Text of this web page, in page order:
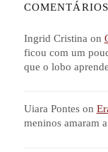
Ingrid Cristina on
ficou com um
que o lobo
Uiara Ponteson
meninos amaram